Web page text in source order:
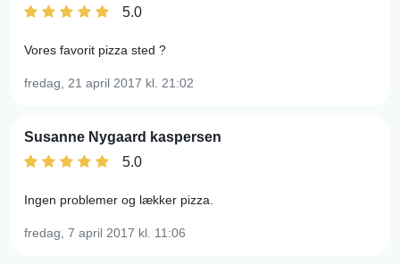
5.0
Vores favorit pizza sted ?
fredag, 21 april 2017 kl. 21:02
Susanne Nygaard kaspersen
5.0
Ingen problemer og lækker pizza.
fredag, 7 april 2017 kl. 11:06